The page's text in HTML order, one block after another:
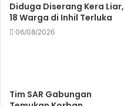
Diduga Diserang Kera Liar,
18 Warga di Inhil Terluka
06/08/2026
Tim SAR Gabungan